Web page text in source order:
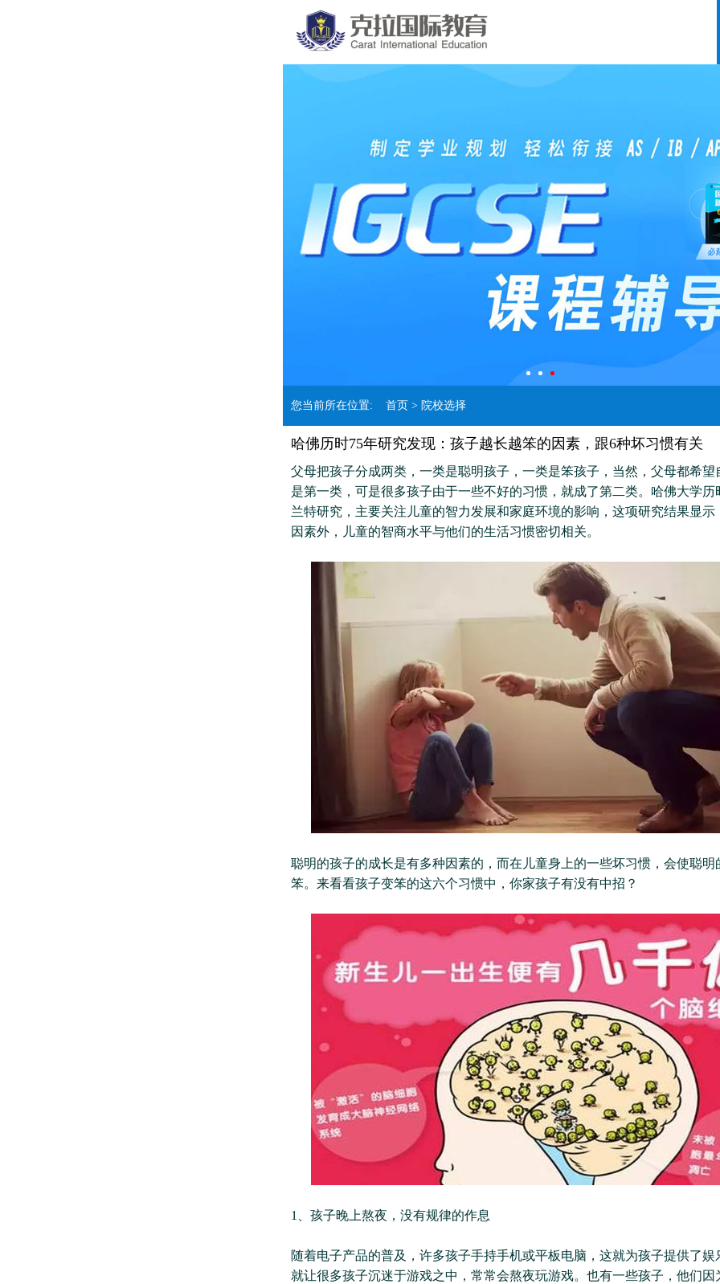
您当前所在位置: 首页 > 院校选择
哈佛历时75年研究发现：孩子越长越笨的因素，跟6种坏习惯有关
父母把孩子分成两类，一类是聪明孩子，一类是笨孩子，当然，父母都希望
是第一类，可是很多孩子由于一些不好的习惯，就成了第二类。哈佛大学历
兰特研究，主要关注儿童的智力发展和家庭环境的影响，这项研究结果显示
因素外，儿童的智商水平与他们的生活习惯密切相关。
聪明的孩子的成长是有多种因素的，而在儿童身上的一些坏习惯，会使聪明
笨。来看看孩子变笨的这六个习惯中，你家孩子有没有中招？
1、孩子晚上熬夜，没有规律的作息
随着电子产品的普及，许多孩子手持手机或平板电脑，这就为孩子提供了娱
就让很多孩子沉迷于游戏之中，常常会熬夜玩游戏。也有一些孩子，他们因